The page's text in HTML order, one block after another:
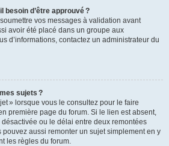
besoin d’être approuvé ?
vos messages à validation avant
avoir été placé dans un groupe aux
d’informations, contactez un administrateur du
sujets ?
» lorsque vous le consultez pour le faire
première page du forum. Si le lien est absent,
ou le délai entre deux remontées
pouvez aussi remonter un sujet simplement en y
les règles du forum.